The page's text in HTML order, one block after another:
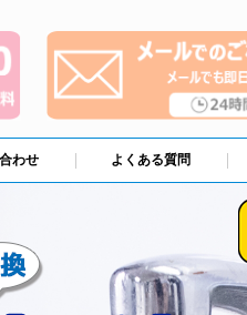
わせ よくある質問